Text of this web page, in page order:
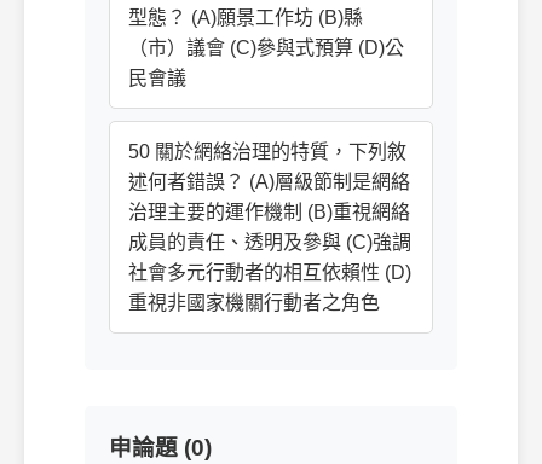
型態？ (A)願景工作坊 (B)縣
（市）議會 (C)參與式預算 (D)公
民會議
50 關於網絡治理的特質，下列敘
述何者錯誤？ (A)層級節制是網絡
治理主要的運作機制 (B)重視網絡
成員的責任、透明及參與 (C)強調
社會多元行動者的相互依賴性 (D)
重視非國家機關行動者之角色
申論題 (0)